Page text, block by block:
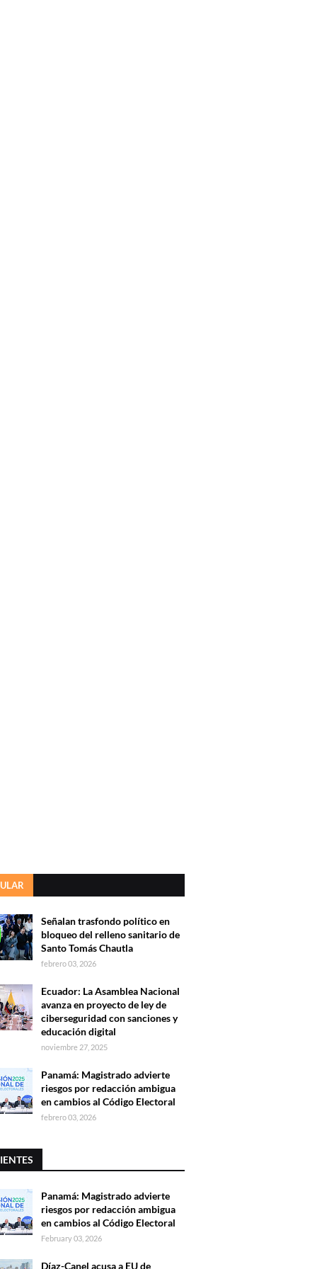
Señalan trasfondo político en
bloqueo del relleno sanitario de
Santo Tomás Chautla
febrero 03, 2026
Ecuador: La Asamblea Nacional
avanza en proyecto de ley de
ciberseguridad con sanciones y
educación digital
noviembre 27, 2025
Panamá: Magistrado advierte
riesgos por redacción ambigua
en cambios al Código Electoral
febrero 03, 2026
Panamá: Magistrado advierte
riesgos por redacción ambigua
en cambios al Código Electoral
February 03, 2026
Díaz-Canel acusa a EU de